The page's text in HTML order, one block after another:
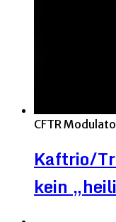
CFTR
Kaftrio/
kein